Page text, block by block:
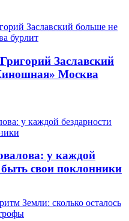
Заславский
Москва
у каждой
свои поклонники